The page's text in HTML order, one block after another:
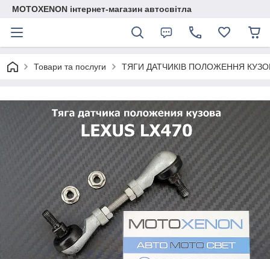
MOTOXENON інтернет-магазин автосвітла
Товари та послуги ТЯГИ ДАТЧИКІВ ПОЛОЖЕННЯ